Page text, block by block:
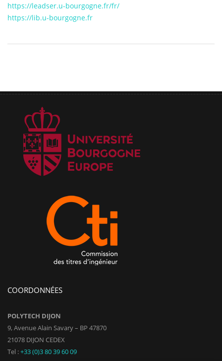
https://leadser.u-bourgogne.fr/fr/
https://lib.u-bourgogne.fr
COORDONNÉES
POLYTECH DIJON
9, Avenue Alain Savary – BP 47870
21078 DIJON CEDEX
Tel :+33 (0)3 80 39 60 09